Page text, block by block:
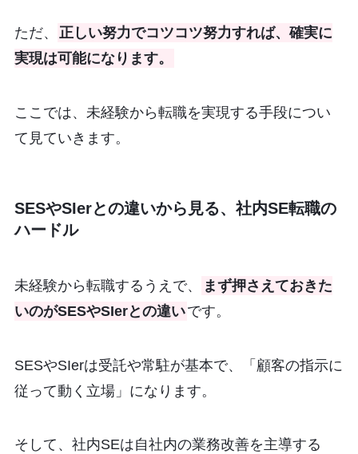
ただ、
正しい努力でコツコツ努力すれば、確実に
実現は可能になります。
ここでは、未経験から転職を実現する手段につい
て見ていきます。
SESやSIerとの違いから見る、社内SE転職の
ハードル
未経験から転職するうえで、
まず押さえておきた
いのがSESやSIerとの違いです。
SESやSIerは受託や常駐が基本で、「顧客の指示に
従って動く立場」になります。
そして、社内SEは自社内の業務改善を主導する